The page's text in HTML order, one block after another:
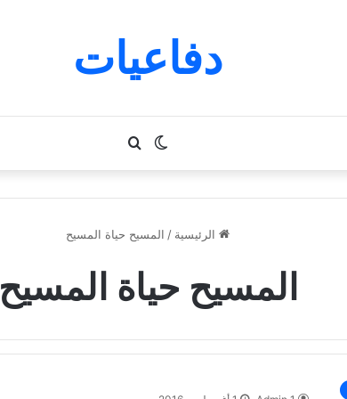
دفاعيات
بحث
عن
الوضع
المظلم
الرئيسية / المسيح حياة المسيح
المسيح حياة المسيح